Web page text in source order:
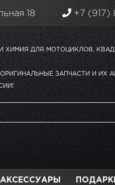
18 +7 (917)
ХИМИЯ ДЛЯ МОТОЦИКЛОВ,
ЗАПЧАСТИ И ИХ
АКСЕССУАРЫ